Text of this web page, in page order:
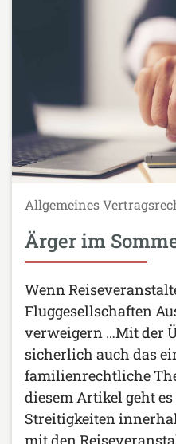
Allgemeines
Ärger im
Wenn
Fluggesellschaften
verweigern …Mit der
sicherlich auch das
familienrechtliche
diesem Artikel geht
Streitigkeiten
mit den